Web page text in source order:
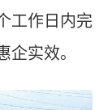
工作日内完
实效。